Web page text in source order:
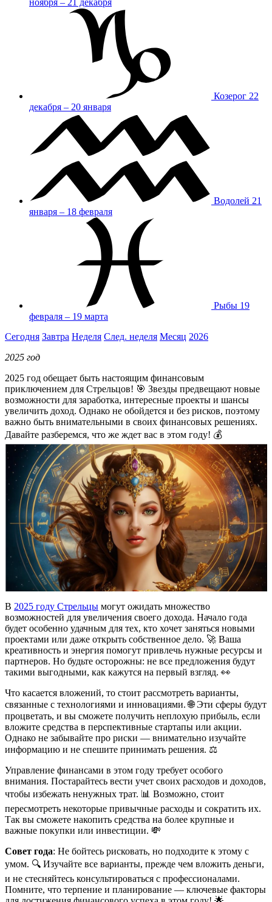
Козерог 22
декабря – 20 января
Водолей 21
января – 18 февраля
Рыбы 19
февраля – 19 марта
Сегодня Завтра Неделя След. неделя Месяц 2026
2025 год
2025 год обещает быть настоящим финансовым
приключением для Стрельцов! 🎯 Звезды предвещают новые
возможности для заработка, интересные проекты и шансы
увеличить доход. Однако не обойдется и без рисков, поэтому
важно быть внимательными в своих финансовых решениях.
Давайте разберемся, что же ждет вас в этом году! 💰
В 2025 году Стрельцы могут ожидать множество
возможностей для увеличения своего дохода. Начало года
будет особенно удачным для тех, кто хочет заняться новыми
проектами или даже открыть собственное дело. 🚀 Ваша
креативность и энергия помогут привлечь нужные ресурсы и
партнеров. Но будьте осторожны: не все предложения будут
такими выгодными, как кажутся на первый взгляд. 👀
Что касается вложений, то стоит рассмотреть варианты,
связанные с технологиями и инновациями. 🌐 Эти сферы будут
процветать, и вы сможете получить неплохую прибыль, если
вложите средства в перспективные стартапы или акции.
Однако не забывайте про риски — внимательно изучайте
информацию и не спешите принимать решения. ⚖️
Управление финансами в этом году требует особого
внимания. Постарайтесь вести учет своих расходов и доходов,
чтобы избежать ненужных трат. 📊 Возможно, стоит
пересмотреть некоторые привычные расходы и сократить их.
Так вы сможете накопить средства на более крупные и
важные покупки или инвестиции. 💸
Совет года: Не бойтесь рисковать, но подходите к этому с
умом. 🔍 Изучайте все варианты, прежде чем вложить деньги,
и не стесняйтесь консультироваться с профессионалами.
Помните, что терпение и планирование — ключевые факторы